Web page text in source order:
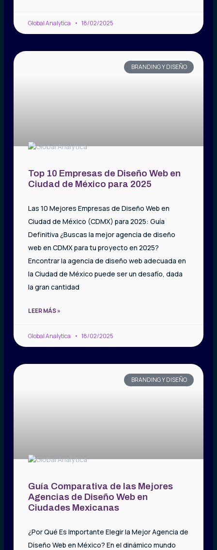
Global Analytica 18/02/2025
BRANDING Y DISEÑO
Top 10 Empresas de Diseño Web en
Ciudad de México para 2025
Las 10 Mejores Empresas de Diseño Web en
Ciudad de México (CDMX) para 2025: Guía
Definitiva ¿Buscas la mejor agencia de diseño
web en CDMX para tu proyecto en 2025?
Encontrar la agencia de diseño web adecuada en
la Ciudad de México puede ser un desafío, dada
la gran cantidad
LEER MÁS »
Global Analytica 18/02/2025
BRANDING Y DISEÑO
Guía Comparativa de las Mejores
Agencias de Diseño Web en
Ciudades Mexicanas
¿Por Qué Es Importante Elegir la Mejor Agencia de
Diseño Web en México? En el dinámico mundo